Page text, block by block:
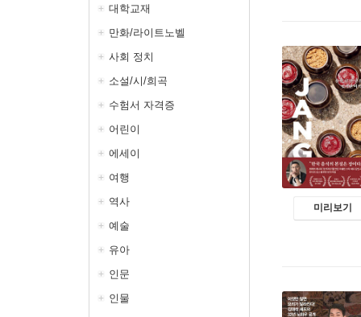
대학교재
만화/라이트노벨
사회 정치
소설/시/희곡
수험서 자격증
어린이
에세이
여행
역사
예술
유아
인문
인물
미리보기